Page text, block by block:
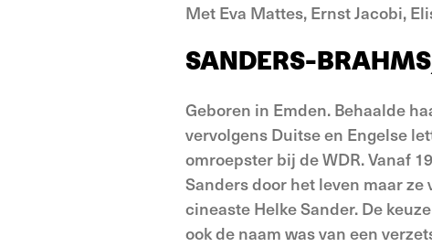
Met Eva Mattes, Ernst Jacobi,
SANDERS-
Geboren in Emden. Behaalde
vervolgens Duitse en Engelse
omroepster bij de WDR. Vanaf
Sanders door het leven maar
cineaste Helke Sander. De
ook de naam was van een